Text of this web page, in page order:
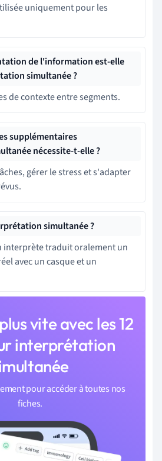
uniquement pour les
de l'information est-elle
simultanée ?
de contexte entre segments.
supplémentaires
nécessite-t-elle ?
gérer le stress et s'adapter
simultanée ?
interprète traduit oralement un
avec un casque et un
vite avec les 12
interprétation
pour accéder à toutes nos
fiches.